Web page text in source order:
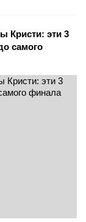
Кристи: эти 3
самого